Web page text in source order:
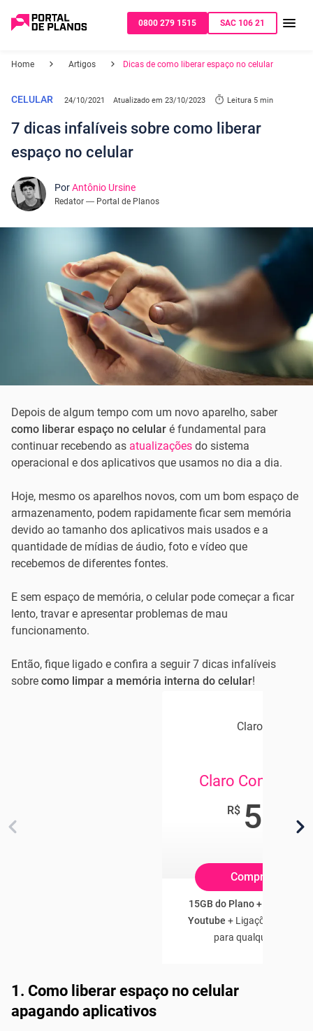
0800 279 1515 SAC 106 21
Home Artigos Dicas de como liberar espaço no celular
CELULAR 24/10/2021 Atualizado em 23/10/2023 Leitura 5 min
7 dicas infalíveis sobre como liberar
espaço no celular
PorAntônio Ursine
Redator — Portal de Planos
Depois de algum tempo com um novo aparelho, saber
como liberar espaço no celular é fundamental para
continuar recebendo as atualizações do sistema
operacional e dos aplicativos que usamos no dia a dia.
Hoje, mesmo os aparelhos novos, com um bom espaço de
armazenamento, podem rapidamente ficar sem memória
devido ao tamanho dos aplicativos mais usados e a
quantidade de mídias de áudio, foto e vídeo que
recebemos de diferentes fontes.
E sem espaço de memória, o celular pode começar a ficar
lento, travar e apresentar problemas de mau
funcionamento.
Então, fique ligado e confira a seguir 7 dicas infalíveis
sobre como limpar a memória interna do celular!
Claro Celular
Claro Controle
R$ 54
/mês
Compre Online
15GB do Plano + 3GB
Youtube + Ligações e SMS
para qualquer
1. Como liberar espaço no celular
apagando aplicativos